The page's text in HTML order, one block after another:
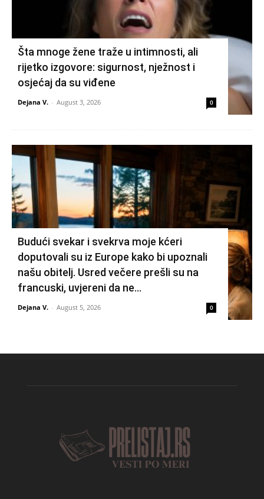
Šta mnoge žene traže u intimnosti, ali
rijetko izgovore: sigurnost, nježnost i
osjećaj da su viđene
Dejana V. - August 3, 2026 0
Budući svekar i svekrva moje kćeri
doputovali su iz Europe kako bi upoznali
našu obitelj. Usred večere prešli su na
francuski, uvjereni da ne...
Dejana V. - August 5, 2026 0